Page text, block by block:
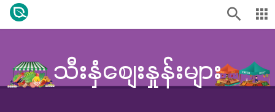
သီးနှံစျေးနှုန်းများ